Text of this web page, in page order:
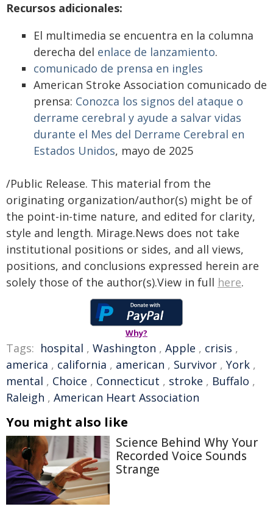
Recursos adicionales:
El multimedia se encuentra en la columna
derecha del enlace de lanzamiento.
comunicado de prensa en ingles
American Stroke Association comunicado de
prensa: Conozca los signos del ataque o
derrame cerebral y ayude a salvar vidas
durante el Mes del Derrame Cerebral en
Estados Unidos, mayo de 2025
/Public Release. This material from the
originating organization/author(s) might be of
the point-in-time nature, and edited for clarity,
style and length. Mirage.News does not take
institutional positions or sides, and all views,
positions, and conclusions expressed herein are
solely those of the author(s).View in full here.
Why?
Tags: hospital , Washington , Apple , crisis ,
america , california , american , Survivor , York ,
mental , Choice , Connecticut , stroke , Buffalo ,
Raleigh , American Heart Association
You might also like
Science Behind Why Your
Recorded Voice Sounds
Strange